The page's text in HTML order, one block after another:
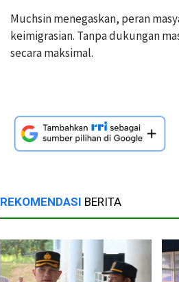
Muchsin menegaskan, peran
keimigrasian. Tanpa dukungan
secara maksimal.
REKOMENDASI BERITA